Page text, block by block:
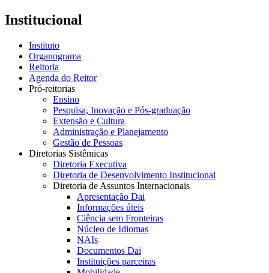
Institucional
Instituto
Organograma
Reitoria
Agenda do Reitor
Pró-reitorias
Ensino
Pesquisa, Inovação e Pós-graduação
Extensão e Cultura
Administração e Planejamento
Gestão de Pessoas
Diretorias Sistêmicas
Diretoria Executiva
Diretoria de Desenvolvimento Institucional
Diretoria de Assuntos Internacionais
Apresentação Dai
Informações úteis
Ciência sem Fronteiras
Núcleo de Idiomas
NAIs
Documentos Dai
Instituições parceiras